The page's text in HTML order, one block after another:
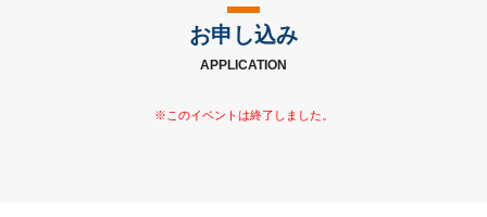
お申し込み
APPLICATION